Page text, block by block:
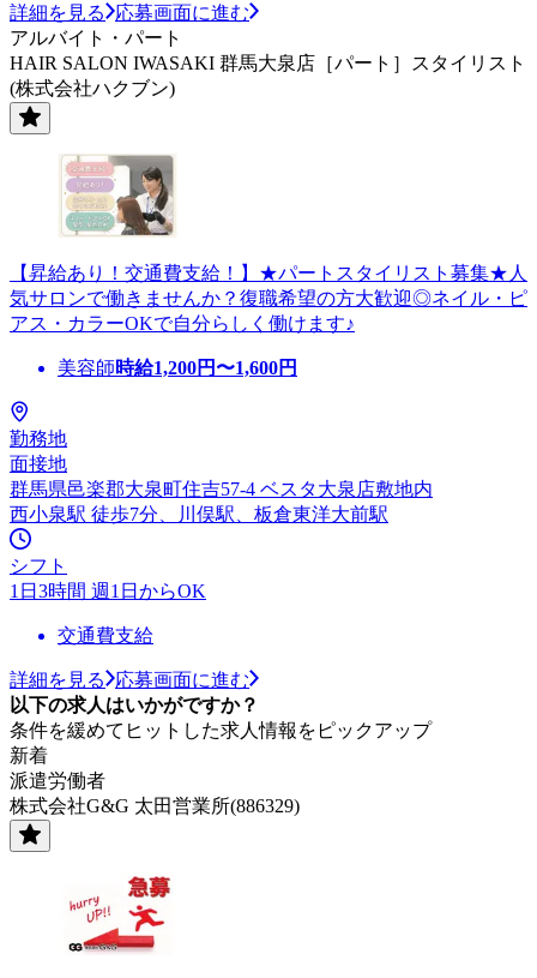
詳細を見る
応募画面に進む
アルバイト・パート
HAIR SALON IWASAKI 群馬大泉店［パート］スタイリスト
(株式会社ハクブン)
【昇給あり！交通費支給！】★パートスタイリスト募集★人
気サロンで働きませんか？復職希望の方大歓迎◎ネイル・ピ
アス・カラーOKで自分らしく働けます♪
美容師時給1,200円〜1,600円
勤務地
面接地
群馬県邑楽郡大泉町住吉57-4 ベスタ大泉店敷地内
西小泉駅 徒歩7分、川俣駅、板倉東洋大前駅
シフト
1日3時間 週1日からOK
交通費支給
詳細を見る
応募画面に進む
以下の求人はいかがですか？
条件を緩めてヒットした求人情報をピックアップ
新着
派遣労働者
株式会社G&G 太田営業所(886329)